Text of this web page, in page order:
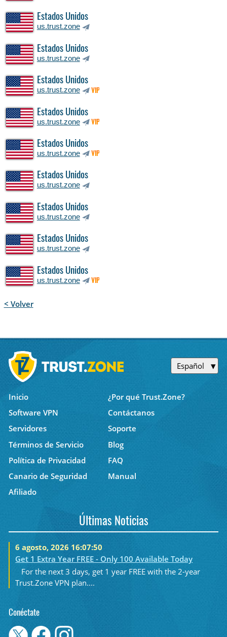
Estados Unidos
us.trust.zone
Estados Unidos
us.trust.zone
Estados Unidos
us.trust.zone VIP
Estados Unidos
us.trust.zone VIP
Estados Unidos
us.trust.zone VIP
Estados Unidos
us.trust.zone
Estados Unidos
us.trust.zone
Estados Unidos
us.trust.zone
Estados Unidos
us.trust.zone VIP
< Volver
Español
Inicio
¿Por qué Trust.Zone?
Software VPN
Contáctanos
Servidores
Soporte
Términos de Servicio
Blog
Política de Privacidad
FAQ
Canario de Seguridad
Manual
Afiliado
Últimas Noticias
6 agosto, 2026 16:07:50
Get 1 Extra Year FREE - Only 100 Available Today
For the next 3 days, get 1 year FREE with the 2-year
Trust.Zone VPN plan....
Conéctate